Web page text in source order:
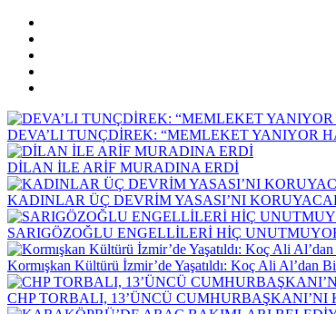
DEVA’LI TUNÇDİREK: “MEMLEKET YANIYOR
DİLAN İLE ARİF MURADINA ERDİ
KADINLAR ÜÇ DEVRİM YASASI’NI
SARIGÖZOĞLU ENGELLİLERİ HİÇ
Kormışkan Kültürü İzmir’de Yaşatıldı: Koç Ali Al’dan
CHP TORBALI, 13’ÜNCÜ CUMHURBAŞKANI’NI